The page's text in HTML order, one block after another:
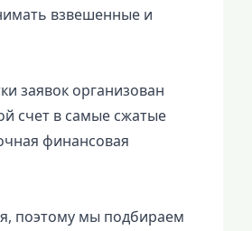
взвешенные и
заявок организован
счет в самые сжатые
финансовая
поэтому мы подбираем